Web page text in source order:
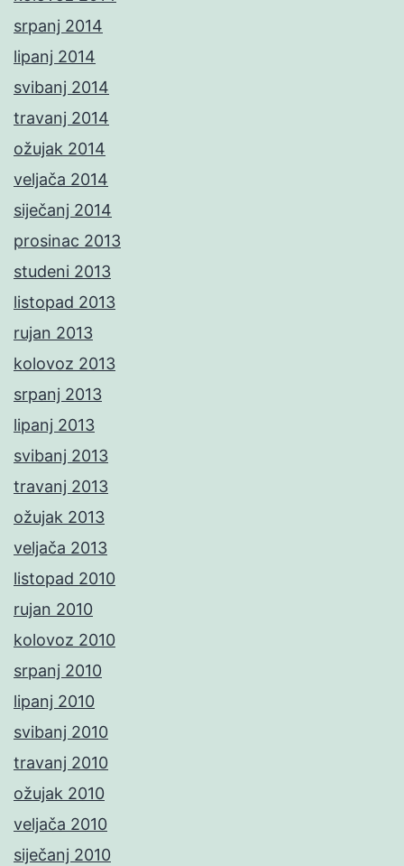
srpanj 2014
lipanj 2014
svibanj 2014
travanj 2014
ožujak 2014
veljača 2014
siječanj 2014
prosinac 2013
studeni 2013
listopad 2013
rujan 2013
kolovoz 2013
srpanj 2013
lipanj 2013
svibanj 2013
travanj 2013
ožujak 2013
veljača 2013
listopad 2010
rujan 2010
kolovoz 2010
srpanj 2010
lipanj 2010
svibanj 2010
travanj 2010
ožujak 2010
veljača 2010
siječanj 2010